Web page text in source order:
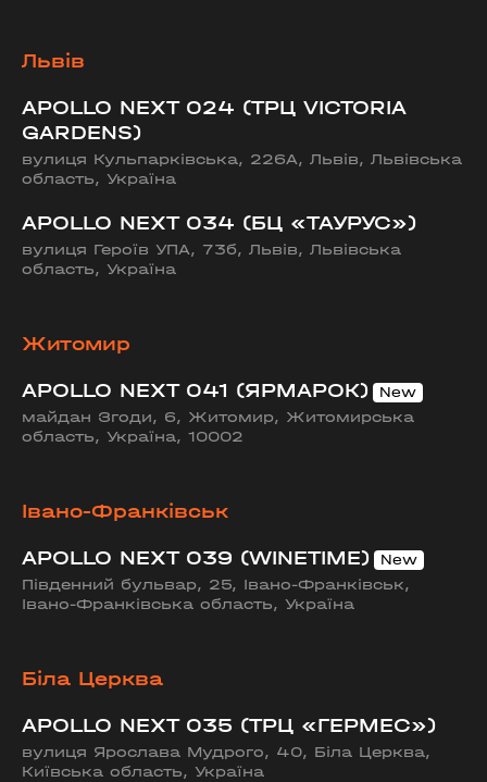
Львів
APOLLO NEXT 024 (ТРЦ VICTORIA
GARDENS)
вулиця Кульпарківська, 226А, Львів, Львівська
область, Україна
APOLLO NEXT 034 (БЦ «ТАУРУС»)
вулиця Героїв УПА, 73б, Львів, Львівська
область, Україна
Житомир
APOLLO NEXT 041 (ЯРМАРОК)
майдан Згоди, 6, Житомир, Житомирська
область, Україна, 10002
Івано-Франківськ
APOLLO NEXT 039 (WINETIME)
Південний бульвар, 25, Івано-Франківськ,
Івано-Франківська область, Україна
Біла Церква
APOLLO NEXT 035 (ТРЦ «ГЕРМЕС»)
вулиця Ярослава Мудрого, 40, Біла Церква,
Київська область, Україна